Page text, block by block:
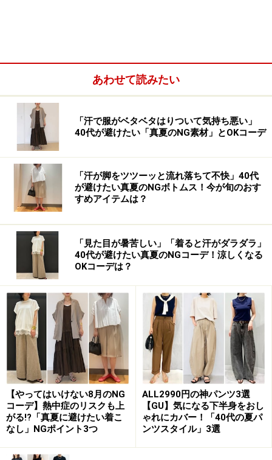
生地には上品な光沢感を持つサテン素材を使用してお
は重ね着もしやすく、夏はもちろん、オールシーズン着
られます。
カラバリは写真のブラック、ナチュラル、ライトブルー
の3色です。
首の詰まったノースリーブのトップスに重ねると上品な雰囲
気に 出典：StyleHint
大人が上品に着るためには、下着っぽくなり過ぎないよ
う、色使いや肌見せの割合を調整するのがポイント。写
真のようにデコルテまわりの肌が出ない、首の詰まった
トップスに重ねると品よく取り入れられます。
あわせて読みたい
「汗で服がベタベタはりついて気持ち悪い」
40代が避けたい「真夏のNG素材」とOKコーデ
「汗が脚をツツーッと流れ落ちて不快」40代
が避けたい真夏のNGボトムス！今が旬のおす
すめアイテムは？
「見た目が暑苦しい」「着ると汗がダラダラ」
40代が避けたい真夏のNGコーデ！涼しくなる
OKコーデは？
【やってはいけない8月のNG
コーデ】熱中症のリスクも上
がる!?「真夏に避けたい着こ
なし」NGポイント3つ
ALL2990円の神パンツ3選
【GU】気になる下半身をおし
ゃれにカバー！「40代の夏パ
ンツスタイル」3選